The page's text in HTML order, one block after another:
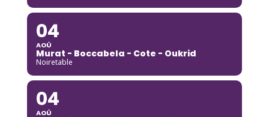
04
AOÛ
Murat - Boccabela - Cote - Oukrid
Noiretable
04
AOÛ